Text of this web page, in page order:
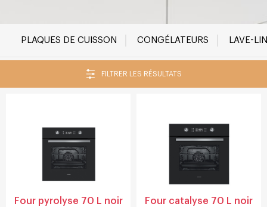
PLAQUES DE CUISSON CONGÉLATEURS LAVE-
FILTRER LES RÉSULTATS
Four pyrolyse 70 L noir Four catalyse 70 L noir